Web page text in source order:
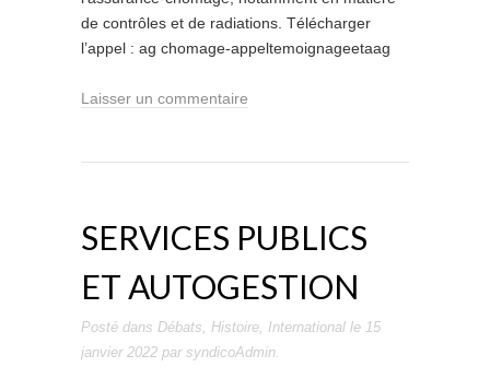
de contrôles et de radiations. Télécharger
l’appel : ag chomage-appeltemoignageetaag
Laisser un commentaire
SERVICES PUBLICS
ET AUTOGESTION
Posté dans Débats, Histoire, International le 15
janvier 2022 par syndicoAdmin.